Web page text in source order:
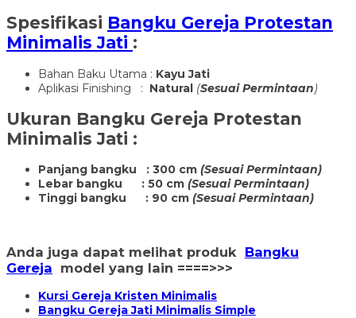
Spesifikasi Bangku Gereja Protestan
Minimalis Jati :
Bahan Baku Utama : Kayu Jati
Aplikasi Finishing : Natural (Sesuai Permintaan)
Ukuran Bangku Gereja Protestan
Minimalis Jati :
Panjang bangku : 300 cm (Sesuai Permintaan)
Lebar bangku : 50 cm (Sesuai Permintaan)
Tinggi bangku : 90 cm (Sesuai Permintaan)
Anda juga dapat melihat produk Bangku
Gereja model yang lain ====>>>
Kursi Gereja Kristen Minimalis
Bangku Gereja Jati Minimalis Simple